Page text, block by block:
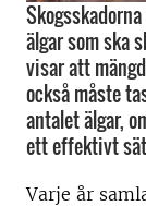
älgar som ska
visar att
också måste
antalet älgar,
ett effektivt
Varje år